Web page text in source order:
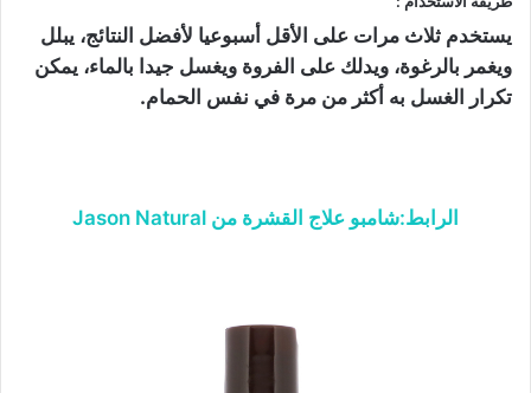
يستخدم ثلاث مرات على الأقل أسبوعيا لأفضل النتائج، يبلل
ويغمر بالرغوة، ويدلك على الفروة ويغسل جيدا بالماء، يمكن
تكرار الغسل به أكثر من مرة في نفس الحمام.
الرابط:شامبو علاج القشرة من Jason Natural